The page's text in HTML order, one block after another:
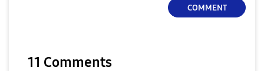
COMMENT
11 Comments